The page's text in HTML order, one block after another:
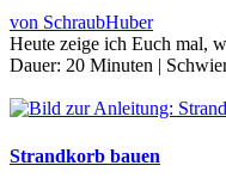
von SchraubHuber
Heute zeige ich Euch mal,
Dauer: 20 Minuten |
Strandkorb bauen